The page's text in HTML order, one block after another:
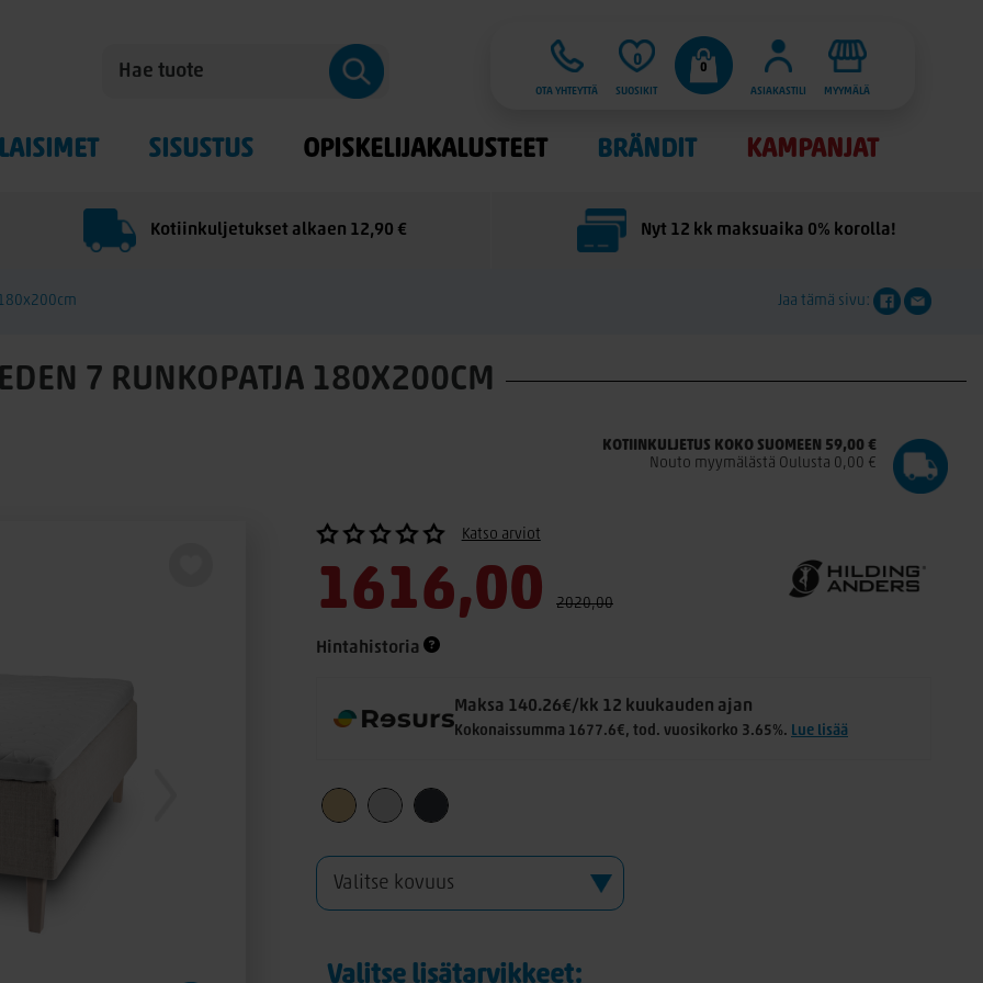
OTA YHTEYTTÄ
0
SUOSIKIT
0
ASIAKASTILI
MYYMÄLÄ
SISUSTUS OPISKELIJAKALUSTEET BRÄNDIT KAMPANJAT
Kotiinkuljetukset alkaen 12,90 € Nyt 12 kk maksuaika 0% korolla!
Jaa tämä sivu:
7 RUNKOPATJA 180X200CM
KOTIINKULJETUS KOKO SUOMEEN 59,00 €
Nouto myymälästä Oulusta 0,00 €
Katso arviot
1616,00 2020,00
Hintahistoria
Maksa 140.26€/kk 12 kuukauden ajan
Kokonaissumma 1677.6€, tod. vuosikorko 3.65%. Lue lisää
Valitse lisätarvikkeet: